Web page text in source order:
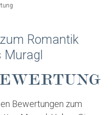
Romantik
Muragl
Bewertungen zum